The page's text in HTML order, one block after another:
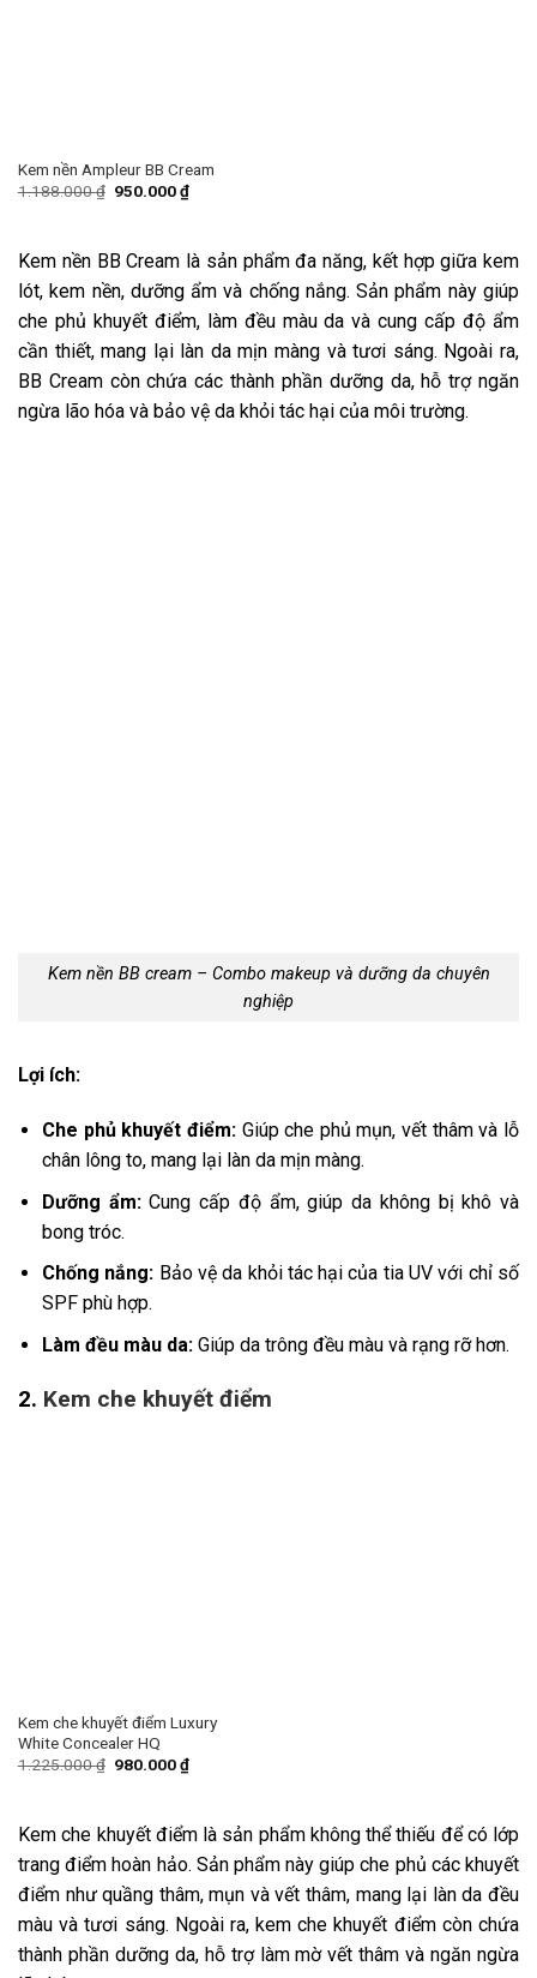
Kem nền Ampleur BB Cream
1.188.000₫ 950.000₫
Kem nền BB Cream là sản phẩm đa năng, kết hợp giữa kem
lót, kem nền, dưỡng ẩm và chống nắng. Sản phẩm này giúp
che phủ khuyết điểm, làm đều màu da và cung cấp độ ẩm
cần thiết, mang lại làn da mịn màng và tươi sáng. Ngoài ra,
BB Cream còn chứa các thành phần dưỡng da, hỗ trợ ngăn
ngừa lão hóa và bảo vệ da khỏi tác hại của môi trường.
Kem nền BB cream – Combo makeup và dưỡng da chuyên
nghiệp
Lợi ích:
Che phủ khuyết điểm:Giúp che phủ mụn, vết thâm và lỗ
chân lông to, mang lại làn da mịn màng.
Dưỡng ẩm:Cung cấp độ ẩm, giúp da không bị khô và
bong tróc.
Chống nắng: Bảo vệ da khỏi tác hại của tia UV với chỉ số
SPF phù hợp.
Làm đều màu da: Giúp da trông đều màu và rạng rỡ hơn.
2. Kem che khuyết điểm
Kem che khuyết điểm Luxury
White Concealer HQ
1.225.000₫ 980.000₫
Kem che khuyết điểm là sản phẩm không thể thiếu để có lớp
trang điểm hoàn hảo. Sản phẩm này giúp che phủ các khuyết
điểm như quầng thâm, mụn và vết thâm, mang lại làn da đều
màu và tươi sáng. Ngoài ra, kem che khuyết điểm còn chứa
thành phần dưỡng da, hỗ trợ làm mờ vết thâm và ngăn ngừa